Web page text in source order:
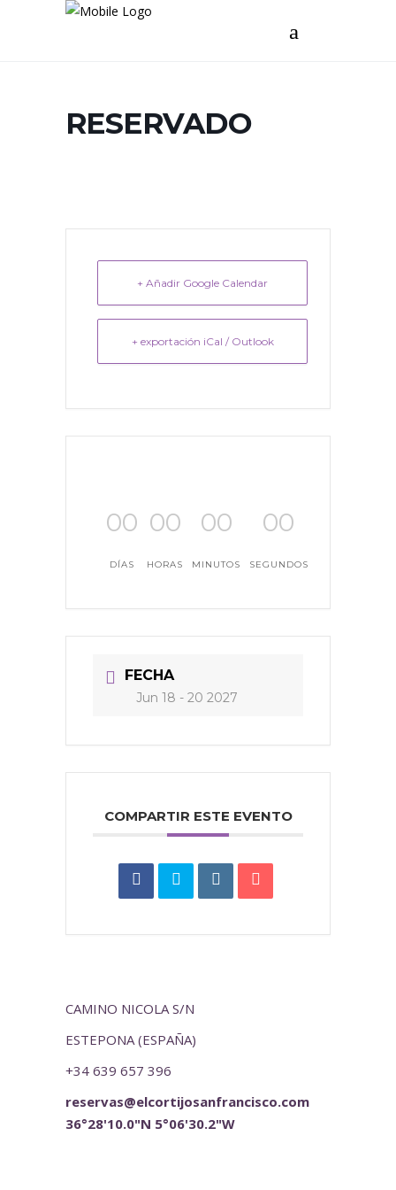
RESERVADO
+ Añadir Google Calendar
+ exportación iCal / Outlook
00
DÍAS
00
HORAS
00
MINUTOS
00
SEGUNDOS
FECHA
Jun 18 - 20 2027
COMPARTIR ESTE EVENTO
CAMINO NICOLA S/N
ESTEPONA (ESPAÑA)
+34 639 657 396
reservas@elcortijosanfrancisco.com
36°28'10.0"N 5°06'30.2"W